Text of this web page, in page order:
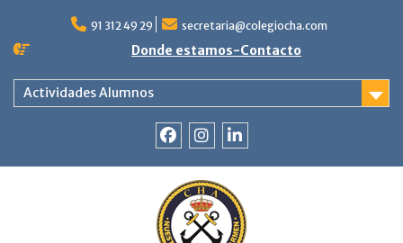
contenido
91 312 49 29 secretaria@colegiocha.com
Donde estamos-Contacto
Actividades Alumnos